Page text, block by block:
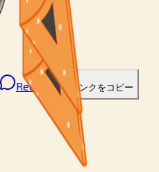
Reddit リンクをコピー